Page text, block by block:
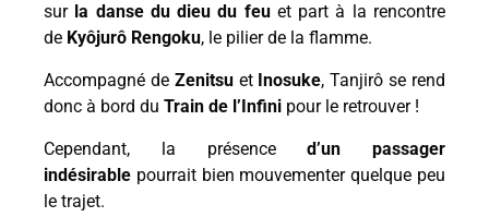
sur la danse du dieu du feuet part à la rencontre
de Kyôjurô Rengoku, le pilier de la flamme.
Accompagné de Zenitsuet Inosuke, Tanjirô se rend
donc à bord du Train de l’Infini pour le retrouver !
Cependant, la présenced’un passager
indésirable pourrait bien mouvementer quelque peu
le trajet.